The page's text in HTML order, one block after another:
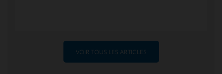
VOIR TOUS LES ARTICLES